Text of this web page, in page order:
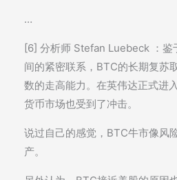
…
[6] 分析师 Stefan Luebeck ：鉴
间的紧密联系，BTC的长期复苏
数的走高能力。在英伟达正式进
货币市场也受到了冲击。
说过自己的感觉，BTC牛市像风
产。